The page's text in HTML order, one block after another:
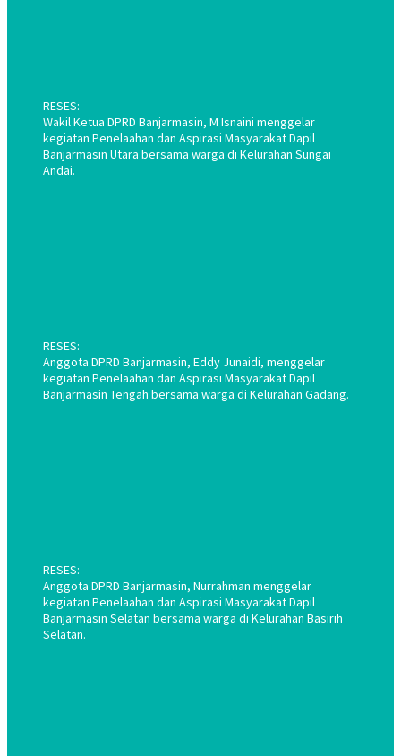
RESES:
Wakil Ketua DPRD Banjarmasin, M Isnaini menggelar
kegiatan Penelaahan dan Aspirasi Masyarakat Dapil
Banjarmasin Utara bersama warga di Kelurahan Sungai
Andai.
RESES:
Anggota DPRD Banjarmasin, Eddy Junaidi, menggelar
kegiatan Penelaahan dan Aspirasi Masyarakat Dapil
Banjarmasin Tengah bersama warga di Kelurahan Gadang.
RESES:
Anggota DPRD Banjarmasin, Nurrahman menggelar
kegiatan Penelaahan dan Aspirasi Masyarakat Dapil
Banjarmasin Selatan bersama warga di Kelurahan Basirih
Selatan.